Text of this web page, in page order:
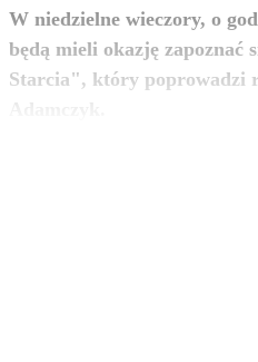
W niedzielne wieczory, o
będą mieli okazję zapoznać
Starcia", który poprowadzi